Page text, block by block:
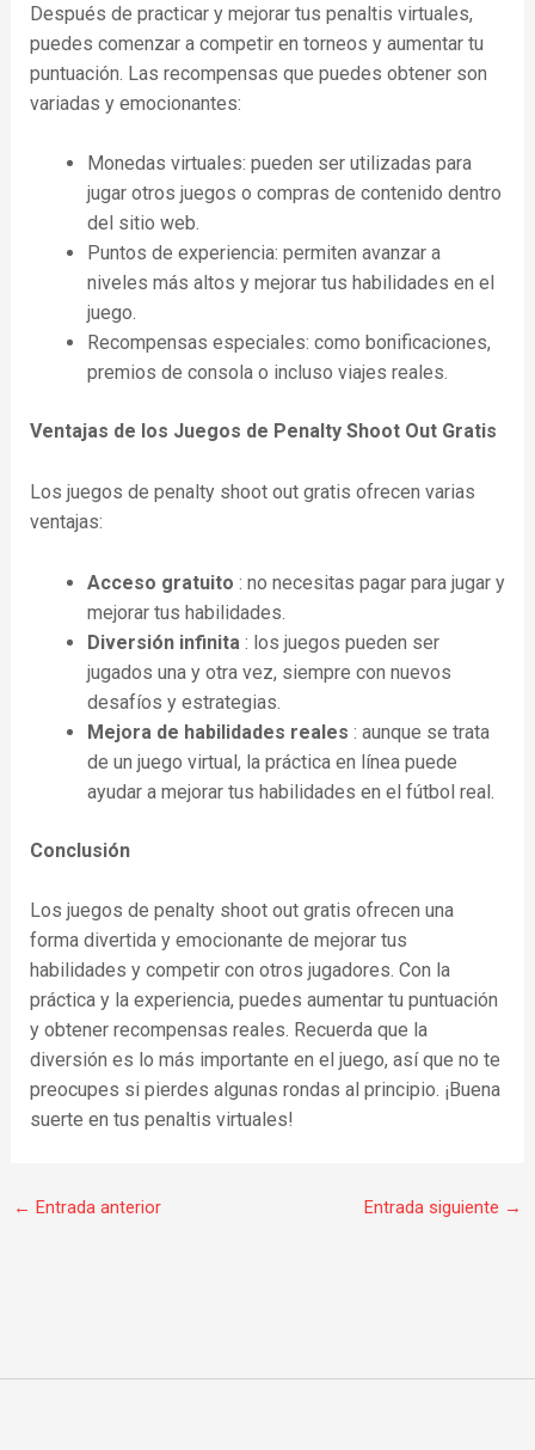
Después de practicar y mejorar tus penaltis virtuales,
puedes comenzar a competir en torneos y aumentar tu
puntuación. Las recompensas que puedes obtener son
variadas y emocionantes:
Monedas virtuales: pueden ser utilizadas para
jugar otros juegos o compras de contenido dentro
del sitio web.
Puntos de experiencia: permiten avanzar a
niveles más altos y mejorar tus habilidades en el
juego.
Recompensas especiales: como bonificaciones,
premios de consola o incluso viajes reales.
Ventajas de los Juegos de Penalty Shoot Out Gratis
Los juegos de penalty shoot out gratis ofrecen varias
ventajas:
Acceso gratuito : no necesitas pagar para jugar y
mejorar tus habilidades.
Diversión infinita : los juegos pueden ser
jugados una y otra vez, siempre con nuevos
desafíos y estrategias.
Mejora de habilidades reales : aunque se trata
de un juego virtual, la práctica en línea puede
ayudar a mejorar tus habilidades en el fútbol real.
Conclusión
Los juegos de penalty shoot out gratis ofrecen una
forma divertida y emocionante de mejorar tus
habilidades y competir con otros jugadores. Con la
práctica y la experiencia, puedes aumentar tu puntuación
y obtener recompensas reales. Recuerda que la
diversión es lo más importante en el juego, así que no te
preocupes si pierdes algunas rondas al principio. ¡Buena
suerte en tus penaltis virtuales!
← Entrada anterior Entrada siguiente →